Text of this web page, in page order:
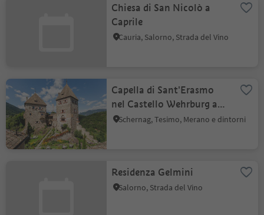
Chiesa di San Nicolò a
Caprile
Cauria, Salorno, Strada del Vino
Capella di Sant'Erasmo
nel Castello Wehrburg a
Prissiano
Schernag, Tesimo, Merano e dintorni
Residenza Gelmini
Salorno, Strada del Vino